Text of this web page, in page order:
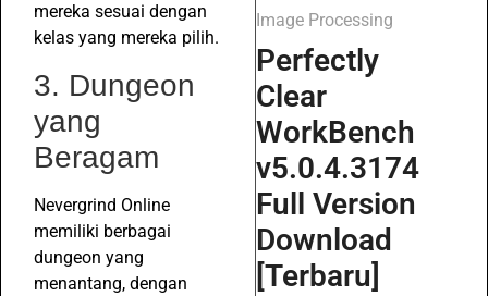
mereka sesuai dengan
kelas yang mereka pilih.
3. Dungeon
yang
Beragam
Nevergrind Online
memiliki berbagai
dungeon yang
menantang, dengan
Image Processing
Perfectly
Clear
WorkBench
v5.0.4.3174
Full Version
Download
[Terbaru]